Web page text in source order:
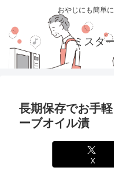
おやじにも簡単
ミスタ
長期保存でお手
ーブオイル漬
X